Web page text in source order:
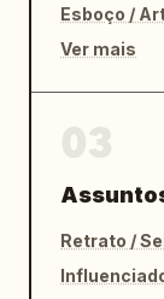
Esboço /
Ver mais
Retrato /